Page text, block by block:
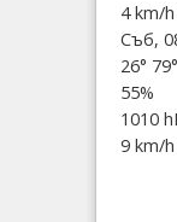
4 km/h
Съб,
26° 79°
55%
1010
9 km/